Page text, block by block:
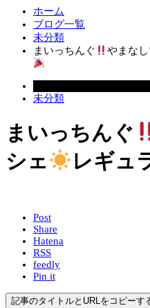
ホーム
ブログ一覧
未分類
まいっちんぐ
やまな
未分類
まいっちんぐ
シェ
レギュ
Post
Share
Hatena
RSS
feedly
Pin it
記事のタイトルとURLをコピーす